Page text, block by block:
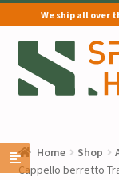
We ship all over
Vai
alla
navigazione
Vai
al
contenuto
Home Shop
Cappello berretto